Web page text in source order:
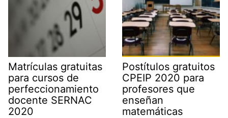
Matrículas gratuitas
para cursos de
perfeccionamiento
docente SERNAC
2020
Postítulos gratuitos
CPEIP 2020 para
profesores que
enseñan
matemáticas